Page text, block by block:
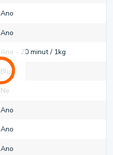
Ano
Ano
Ano - 20 minut / 1kg
Blue
Ne
Ano
Ano
Ano